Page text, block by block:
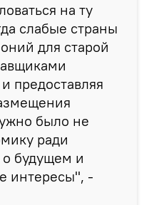
на ту
слабые страны
для старой
предоставляя
было не
ради
о будущем и
интересы", -